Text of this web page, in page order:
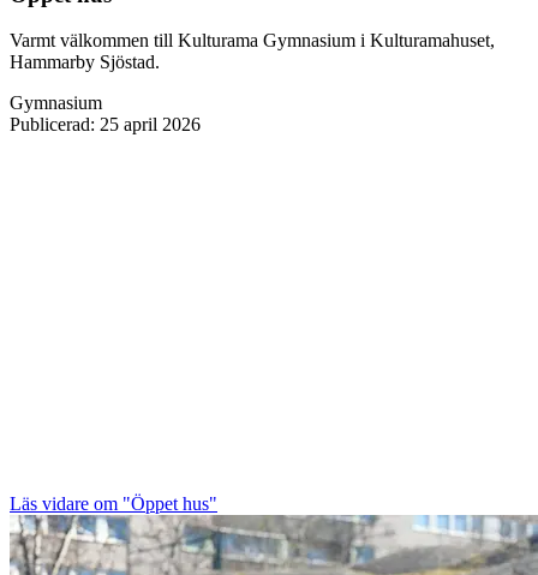
Varmt välkommen till Kulturama Gymnasium i Kulturamahuset,
Hammarby Sjöstad.
Gymnasium
Publicerad: 25 april 2026
Läs vidare om "Öppet hus"